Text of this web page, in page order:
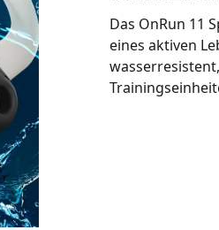
Das OnRun 11
eines aktiven